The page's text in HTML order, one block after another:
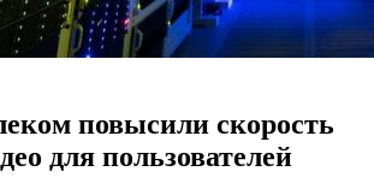
повысили скорость
для пользователей